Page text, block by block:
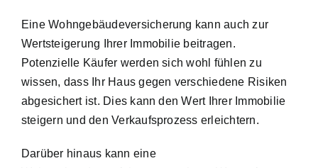
Eine Wohngebäudeversicherung kann auch zur
Wertsteigerung Ihrer Immobilie beitragen.
Potenzielle Käufer werden sich wohl fühlen zu
wissen, dass Ihr Haus gegen verschiedene Risiken
abgesichert ist. Dies kann den Wert Ihrer Immobilie
steigern und den Verkaufsprozess erleichtern.
Darüber hinaus kann eine